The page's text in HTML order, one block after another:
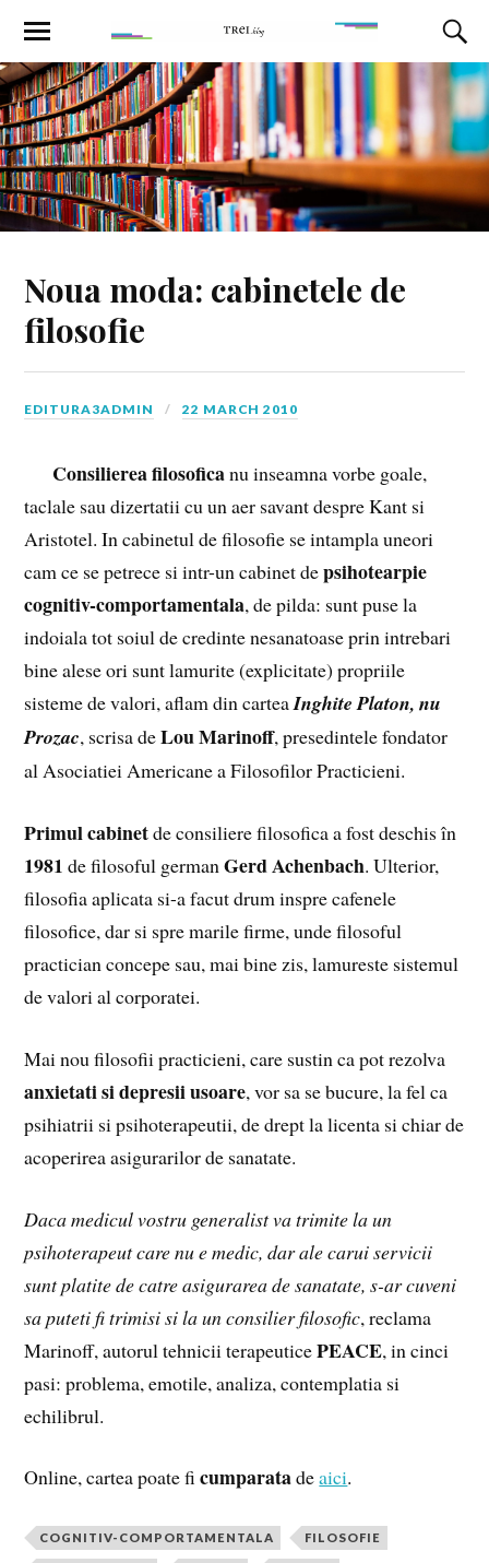
Noua moda: cabinetele de
filosofie
EDITURA3ADMIN 22 MARCH 2010
Consilierea filosoficanu inseamna vorbe goale,
taclale sau dizertatii cu un aer savant despre Kant si
Aristotel. In cabinetul de filosofie se intampla uneori
cam ce se petrece si intr-un cabinet depsihotearpie
cognitiv-comportamentala, de pilda: sunt puse la
indoiala tot soiul de credinte nesanatoase prin intrebari
bine alese ori sunt lamurite (explicitate) propriile
sisteme de valori, aflam din carteaInghite Platon, nu
Prozac, scrisa deLou Marinoff, presedintele fondator
al Asociatiei Americane a Filosofilor Practicieni.
Primul cabinetde consiliere filosofica a fost deschis în
1981de filosoful germanGerd Achenbach. Ulterior,
filosofia aplicata si-a facut drum inspre cafenele
filosofice, dar si spre marile firme, unde filosoful
practician concepe sau, mai bine zis, lamureste sistemul
de valori al corporatei.
Mai nou filosofii practicieni, care sustin ca pot rezolva
anxietati si depresii usoare, vor sa se bucure, la fel ca
psihiatrii si psihoterapeutii, de drept la licenta si chiar de
acoperirea asigurarilor de sanatate.
Daca medicul vostru generalist va trimite la un
psihoterapeut care nu e medic, dar ale carui servicii
sunt platite de catre asigurarea de sanatate, s-ar cuveni
sa puteti fi trimisi si la un consilier filosofic, reclama
Marinoff, autorul tehnicii terapeuticePEACE, in cinci
pasi: problema, emotile, analiza, contemplatia si
echilibrul.
Online, cartea poate ficumparatadeaici.
COGNITIV-COMPORTAMENTALA FILOSOFIE